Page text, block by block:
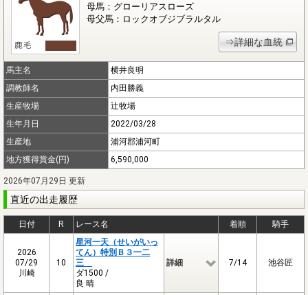
母馬：グローリアスローズ
母父馬：ロックオブジブラルタル
⇒詳細な血統
馬主名
横井良明
調教師名
内田勝義
生産牧場
辻牧場
生年月日
2022/03/28
生産地
浦河郡浦河町
地方獲得賞金(円)
6,590,000
2026年07月29日 更新
直近の出走履歴
日付 R レース名 着順 騎手
2026
07/29
川崎
10
星河一天（せいがいっ
てん）特別Ｂ３一二
三
ダ1500 /
良 晴
詳細 7/14 池谷匠